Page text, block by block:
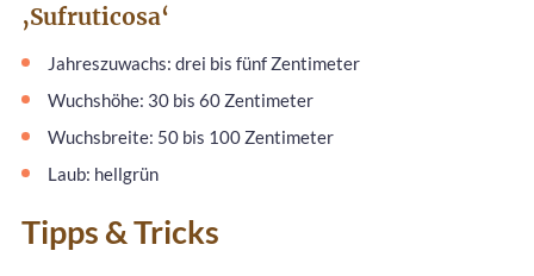
‚Sufruticosa‘
Jahreszuwachs: drei bis fünf Zentimeter
Wuchshöhe: 30 bis 60 Zentimeter
Wuchsbreite: 50 bis 100 Zentimeter
Laub: hellgrün
Tipps & Tricks